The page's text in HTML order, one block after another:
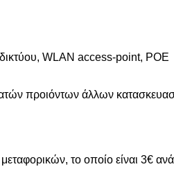
WLAN access-point, POE
προιόντων άλλων
το οποίο είναι 3€